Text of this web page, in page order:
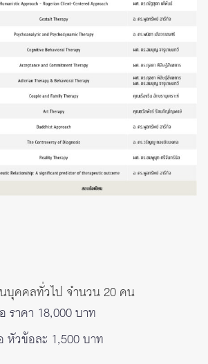
บุคคลทั่วไป จำนวน 20 คน
ราคา 18,000 บาท
หัวข้อละ 1,500 บาท